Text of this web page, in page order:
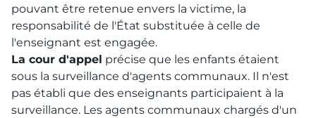
pouvant être retenue envers la victime, la
responsabilité de l'État substituée à celle de
l'enseignant est engagée.
La cour d'appel précise que les enfants étaient
sous la surveillance d'agents communaux. Il n'est
pas établi que des enseignants participaient à la
surveillance. Les agents communaux chargés d'un